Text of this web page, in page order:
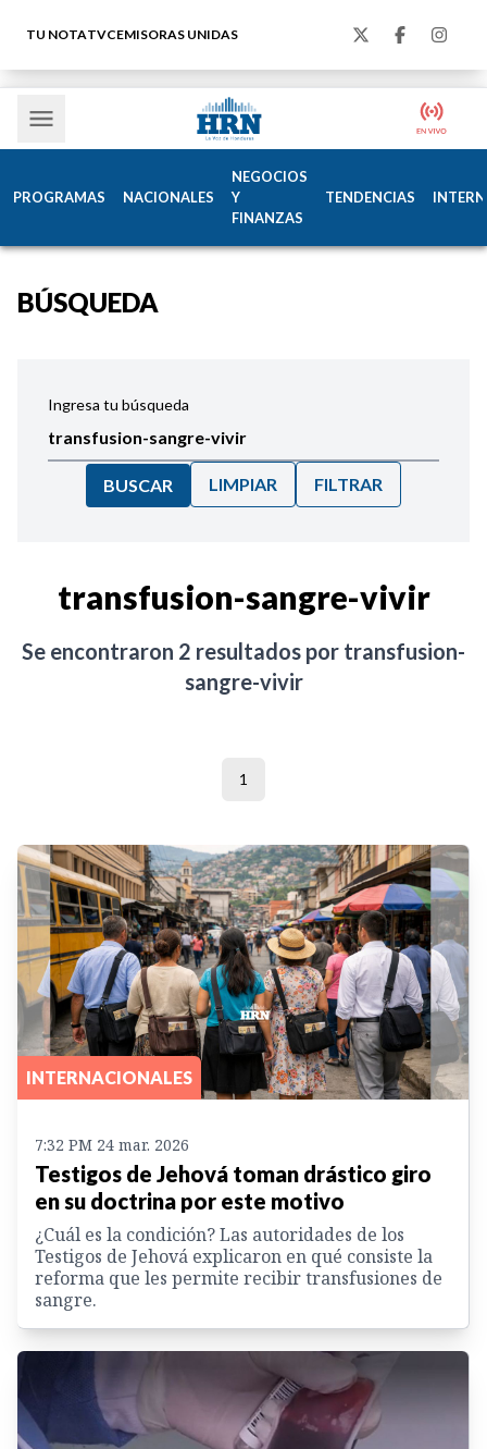
TU NOTATVCEMISORAS UNIDAS
PROGRAMAS NACIONALES
NEGOCIOS
Y
FINANZAS
TENDENCIAS
BÚSQUEDA
Ingresa tu búsqueda
BUSCAR LIMPIAR FILTRAR
transfusion-sangre-vivir
Se encontraron 2 resultados por transfusion-
sangre-vivir
1
INTERNACIONALES
7:32 PM 24 mar. 2026
Testigos de Jehová toman drástico giro
en su doctrina por este motivo
¿Cuál es la condición? Las autoridades de los
Testigos de Jehová explicaron en qué consiste la
reforma que les permite recibir transfusiones de
sangre.